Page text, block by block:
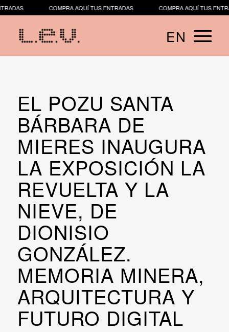
COMPRA AQUÍ TUS ENTRADAS COMPRA AQUÍ TUS
EN
​​EL POZU SANTA
BÁRBARA DE
MIERES INAUGURA
LA EXPOSICIÓN LA
REVUELTA Y LA
NIEVE, DE
DIONISIO
GONZÁLEZ.
MEMORIA MINERA,
ARQUITECTURA Y
FUTURO DIGITAL